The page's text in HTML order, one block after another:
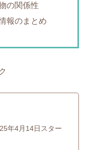
の関係性
報のまとめ
年4月14日スター